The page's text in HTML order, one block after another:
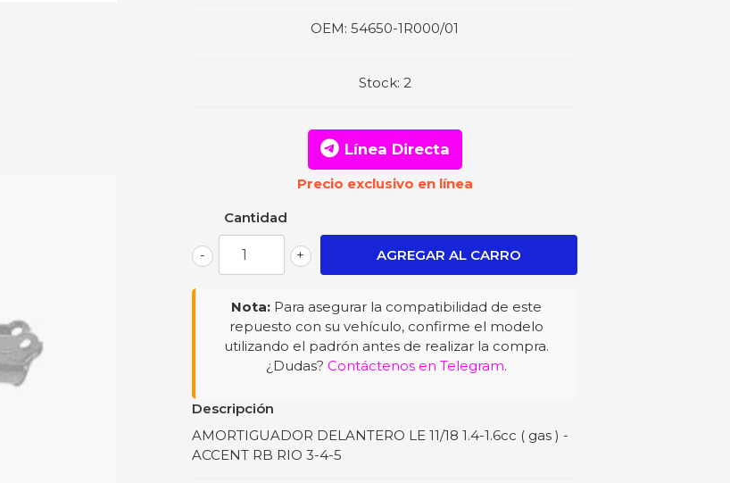
OEM: 54650-1R000/01
Stock: 2
Línea Directa
Precio exclusivo en línea
Cantidad
+
-
Nota: Para asegurar la compatibilidad de este
repuesto con su vehículo, confirme el modelo
utilizando el padrón antes de realizar la compra.
¿Dudas? Contáctenos en Telegram.
Descripción
AMORTIGUADOR DELANTERO LE 11/18 1.4-1.6cc ( gas ) -
ACCENT RB RIO 3-4-5